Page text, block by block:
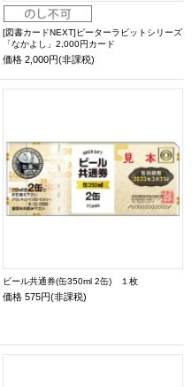
[図書カードNEXT]ピーターラビットシリーズ
「なかよし」2,000円カード
価格 2,000円(非課税)
ビール共通券(缶350ml 2缶) １枚
価格 575円(非課税)